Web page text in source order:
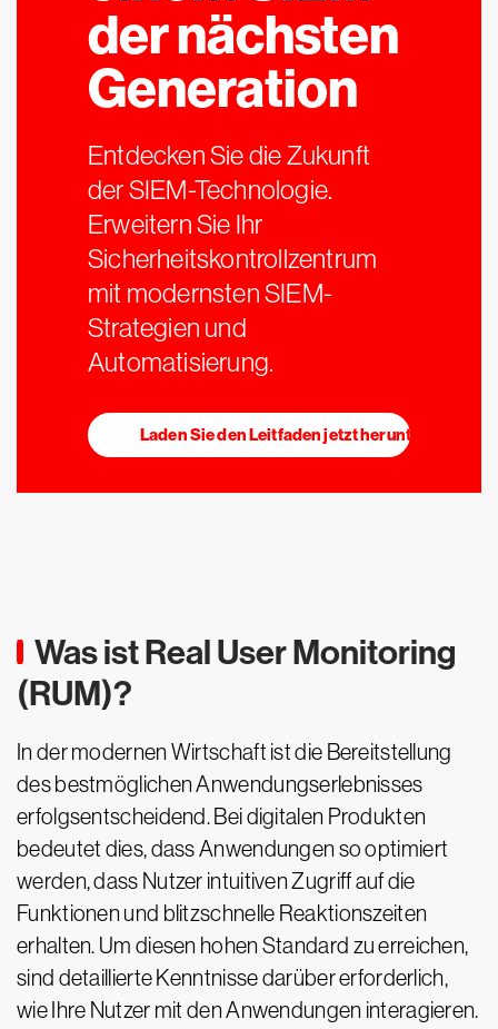
der nächsten
Generation
Entdecken Sie die Zukunft
der SIEM-Technologie.
Erweitern Sie Ihr
Sicherheitskontrollzentrum
mit modernsten SIEM-
Strategien und
Automatisierung.
Laden Sie den Leitfaden jetzt herunter
Was ist Real User Monitoring
(RUM)?
In der modernen Wirtschaft ist die Bereitstellung
des bestmöglichen Anwendungserlebnisses
erfolgsentscheidend. Bei digitalen Produkten
bedeutet dies, dass Anwendungen so optimiert
werden, dass Nutzer intuitiven Zugriff auf die
Funktionen und blitzschnelle Reaktionszeiten
erhalten. Um diesen hohen Standard zu erreichen,
sind detaillierte Kenntnisse darüber erforderlich,
wie Ihre Nutzer mit den Anwendungen interagieren.